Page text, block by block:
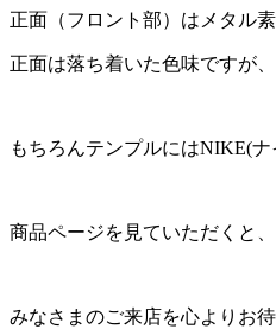
正面（フロント部）はメタル
正面は落ち着いた色味ですが
もちろんテンプルにはNIKE(
商品ページを見ていただくと
みなさまのご来店を心よりお